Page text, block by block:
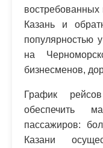
Казань и
популярностью
на
бизнесменов,
График
обеспечить
пассажиров:
Казани